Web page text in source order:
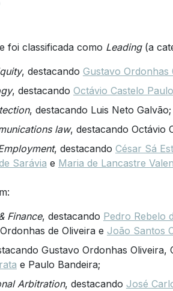
foi classificada como Leading(a
, destacando Gustavo Ordonhas
, destacando Octávio Castelo Paulo
, destacando Luis Neto Galvão;
law, destacando Octávio
, destacando César Sá
Sarávia e Maria de Lancastre
Finance, destacando Pedro Rebelo
de Oliveira e João Santos
Gustavo Ordonhas
e Paulo Bandeira;
Arbitration, destacando José